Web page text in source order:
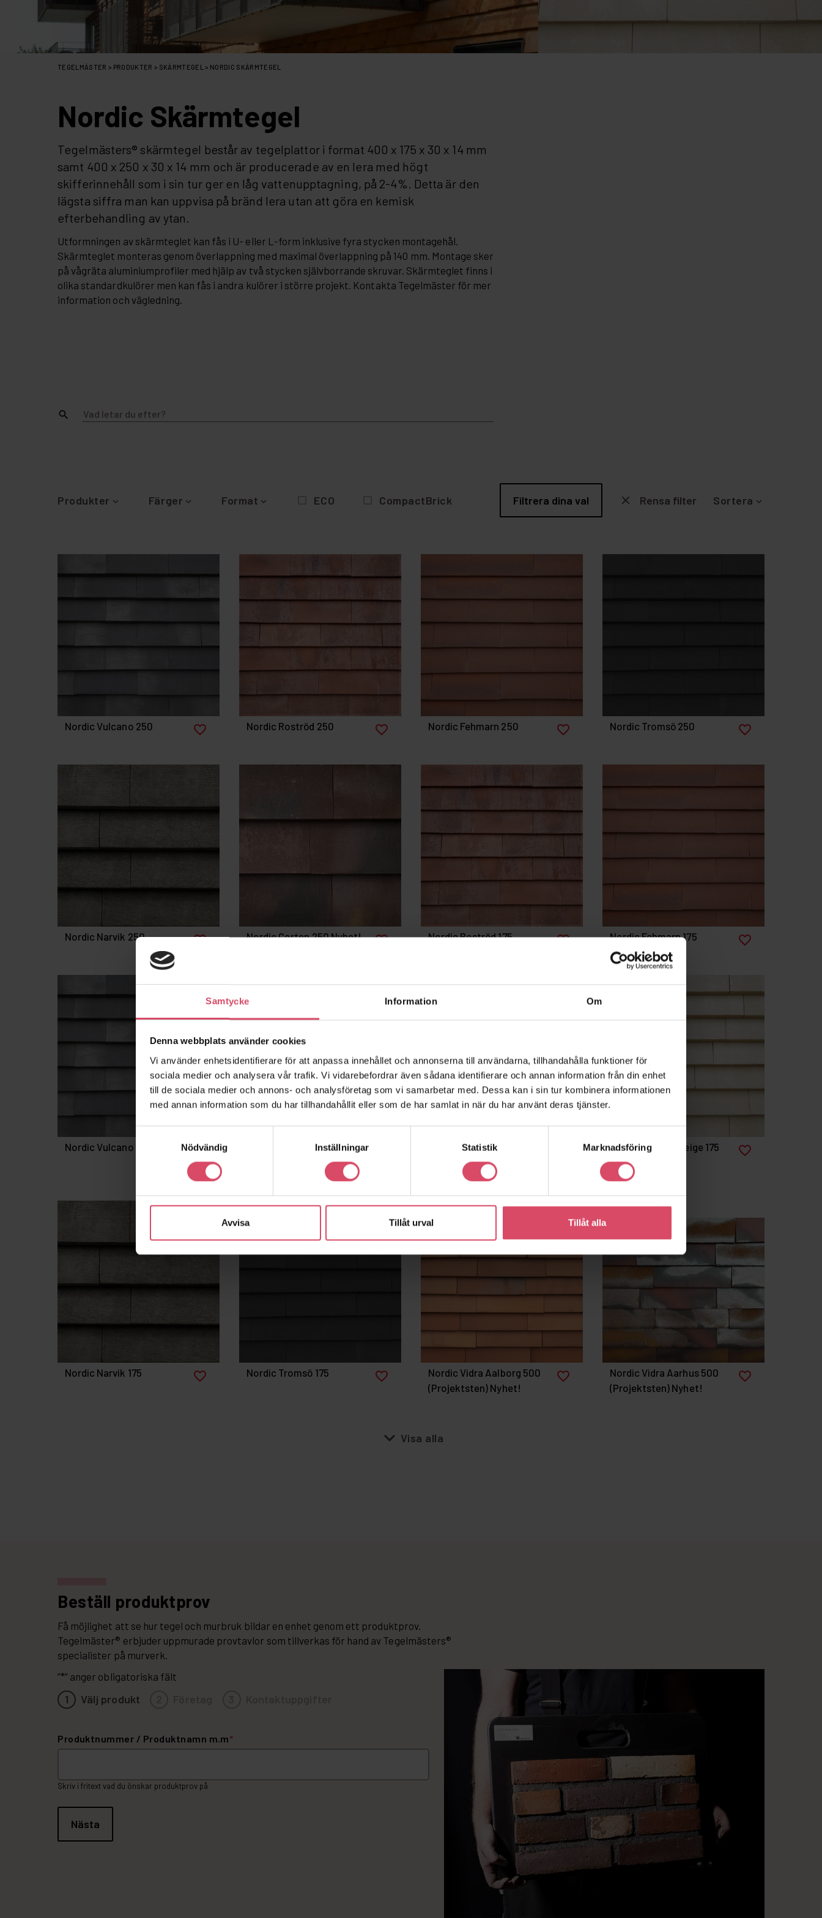
Samtycke Information Om
Denna webbplats använder cookies
Vi använder enhetsidentifierare för att anpassa innehållet och annonserna till användarna, tillhandahålla funktioner för
sociala medier och analysera vår trafik. Vi vidarebefordrar även sådana identifierare och annan information från din enhet
till de sociala medier och annons- och analysföretag som vi samarbetar med. Dessa kan i sin tur kombinera informationen
med annan information som du har tillhandahållit eller som de har samlat in när du har använt deras tjänster.
Nödvändig
Inställningar Statistik Marknadsföring
Avvisa Tillåt urval Tillåt alla
TEGELMÄSTER > PRODUKTER > SKÄRMTEGEL > NORDIC SKÄRMTEGEL
Nordic Skärmtegel
Tegelmästers® skärmtegel består av tegelplattor i format 400 x 175 x 30 x 14 mm
samt 400 x 250 x 30 x 14 mm och är producerade av en lera med högt
skifferinnehåll som i sin tur ger en låg vattenupptagning, på 2-4%. Detta är den
lägsta siffra man kan uppvisa på bränd lera utan att göra en kemisk
efterbehandling av ytan.
Utformningen av skärmteglet kan fås i U- eller L-form inklusive fyra stycken montagehål.
Skärmteglet monteras genom överlappning med maximal överlappning på 140 mm. Montage sker
på vågräta aluminiumprofiler med hjälp av två stycken självborrande skruvar. Skärmteglet finns i
olika standardkulörer men kan fås i andra kulörer i större projekt. Kontakta Tegelmäster för mer
information och vägledning.
search
Produkter Färger Format ECO CompactBrick Filtrera dina val close Rensa filter Sortera
favorite_border
Nordic Vulcano 250 favorite_border
Nordic Roströd 250 favorite_border
Nordic Fehmarn 250 favorite_border
Nordic Tromsö 250
favorite_border
Nordic Narvik 250 favorite_border
Nordic Corten 250 Nyhet! favorite_border
Nordic Roströd 175 favorite_border
Nordic Fehmarn 175
favorite_border
Nordic Vulcano 175
Nordic Trondheim 175
Nordic Corten 175 Nyhet! favorite_border
Nordic Caldera Beige 175
favorite_border
Nordic Narvik 175 favorite_border
Nordic Tromsö 175 favorite_border
Nordic Vidra Aalborg 500
(Projektsten) Nyhet!
favorite_border
Nordic Vidra Aarhus 500
(Projektsten) Nyhet!
expand_more Visa alla
Beställ produktprov
Få möjlighet att se hur tegel och murbruk bildar en enhet genom ett produktprov.
Tegelmäster® erbjuder uppmurade provtavlor som tillverkas för hand av Tegelmästers®
specialister på murverk.
”*” anger obligatoriska fält
1 Välj produkt
Produktnummer / Produktnamn m.m*
Skriv i fritext vad du önskar produktprov på